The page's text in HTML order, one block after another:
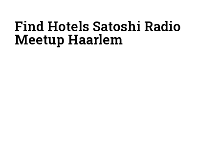
Find Hotels Satoshi Radio
Meetup Haarlem